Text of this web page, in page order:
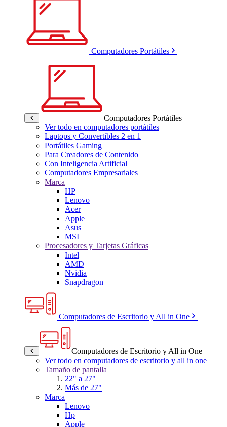
Computadores Portátiles
Computadores Portátiles
Ver todo en computadores portátiles
Laptops y Convertibles 2 en 1
Portátiles Gaming
Para Creadores de Contenido
Con Inteligencia Artificial
Computadores Empresariales
Marca
HP
Lenovo
Acer
Apple
Asus
MSI
Procesadores y Tarjetas Gráficas
Intel
AMD
Nvidia
Snapdragon
Computadores de Escritorio y All in One
Computadores de Escritorio y All in One
Ver todo en computadores de escritorio y all in one
Tamaño de pantalla
22" a 27"
Más de 27"
Marca
Lenovo
Hp
Apple